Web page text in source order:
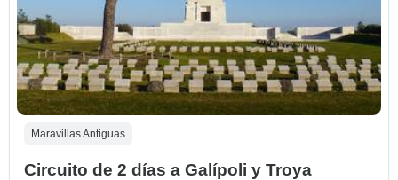
Maravillas Antiguas
Circuito de 2 días a Galípoli y Troya